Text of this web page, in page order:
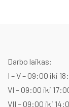
Darbo laikas:
I – V – 09:00 iki
VI – 09:00 iki
VII – 09:00 iki